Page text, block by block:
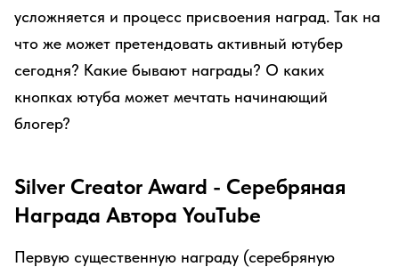
усложняется и процесс присвоения наград. Так на
что же может претендовать активный ютубер
сегодня? Какие бывают награды? О каких
кнопках ютуба может мечтать начинающий
блогер?
Silver Creator Award - Серебряная
Награда Автора YouTube
Первую существенную награду (серебряную